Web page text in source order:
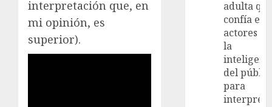
interpretación que, en
mi opinión, es
superior).
adulta
confía en
actores y
la
del
para